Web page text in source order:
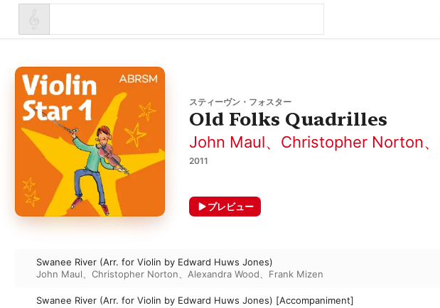
スティーヴン・フォスター
Old Folks Quadrilles
John Maul、 Christopher Norton、
2011
プレビュー
Swanee River (Arr. for Violin by Edward Huws Jones)
John Maul
Christopher Norton Alexandra Wood Frank Mizen
Swanee River (Arr. for Violin by Edward Huws Jones) [Accompaniment]